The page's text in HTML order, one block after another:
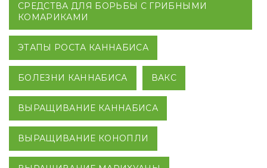
СРЕДСТВА ДЛЯ БОРЬБЫ С ГРИБНЫМИ
КОМАРИКАМИ
ЭТАПЫ РОСТА КАННАБИСА
БОЛЕЗНИ КАННАБИСА ВАКС
ВЫРАЩИВАНИЕ КАННАБИСА
ВЫРАЩИВАНИЕ КОНОПЛИ